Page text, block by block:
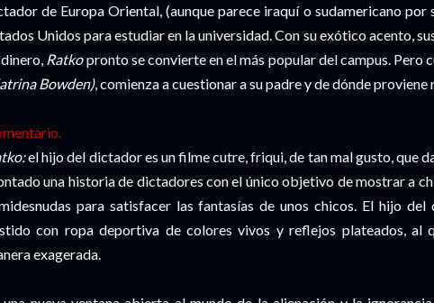
de Europa Oriental, (aunque parece iraquí o sudamericano
Unidos para estudiar en la universidad. Con su exótico acento,
Ratkopronto se convierte en el más popular del campus. Pero
Bowden), comienza a cuestionar a su padre y de dónde
el hijo del dictador es un filme cutre, friqui, de tan mal gusto, que
una historia de dictadores con el único objetivo de mostrar a
para satisfacer las fantasías de unos chicos. El hijo
con ropa deportiva de colores vivos y reflejos plateados, al
exagerada.